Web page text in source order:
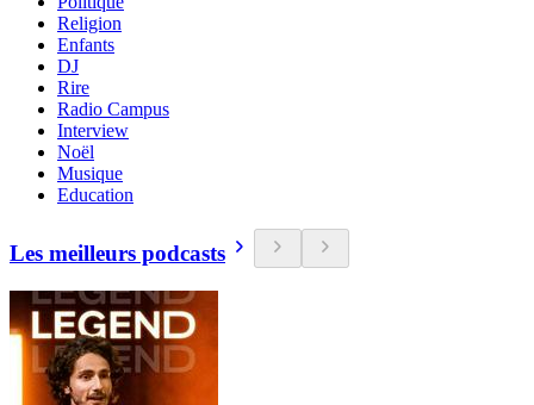
Religion
Enfants
DJ
Rire
Radio Campus
Interview
Noël
Musique
Education
Les meilleurs podcasts